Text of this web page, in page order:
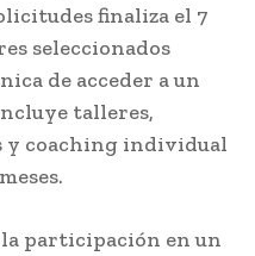
finaliza el 7
seleccionados
de acceder a un
talleres,
y coaching individual
participación en un